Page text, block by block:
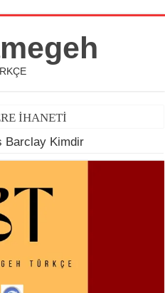
İHANETİ
Barclay Kimdir